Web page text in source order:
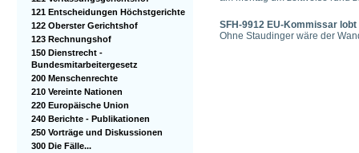
121 Entscheidungen Höchstgerichte
122 Oberster Gerichtshof
123 Rechnungshof
150 Dienstrecht -
Bundesmitarbeitergesetz
200 Menschenrechte
210 Vereinte Nationen
220 Europäische Union
240 Berichte - Publikationen
250 Vorträge und Diskussionen
300 Die Fälle...
SFH-9912 EU-Kommissar
Ohne Staudinger wäre der